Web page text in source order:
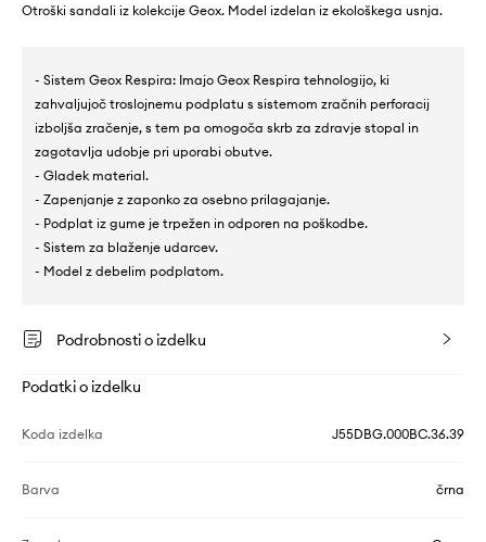
Otroški sandali iz kolekcije Geox. Model izdelan iz ekološkega usnja.
- Sistem Geox Respira: Imajo Geox Respira tehnologijo, ki
zahvaljujoč troslojnemu podplatu s sistemom zračnih perforacij
izboljša zračenje, s tem pa omogoča skrb za zdravje stopal in
zagotavlja udobje pri uporabi obutve.
- Gladek material.
- Zapenjanje z zaponko za osebno prilagajanje.
- Podplat iz gume je trpežen in odporen na poškodbe.
- Sistem za blaženje udarcev.
- Model z debelim podplatom.
Podrobnosti o izdelku
Podatki o izdelku
Koda izdelka J55DBG.000BC.36.39
Barva črna